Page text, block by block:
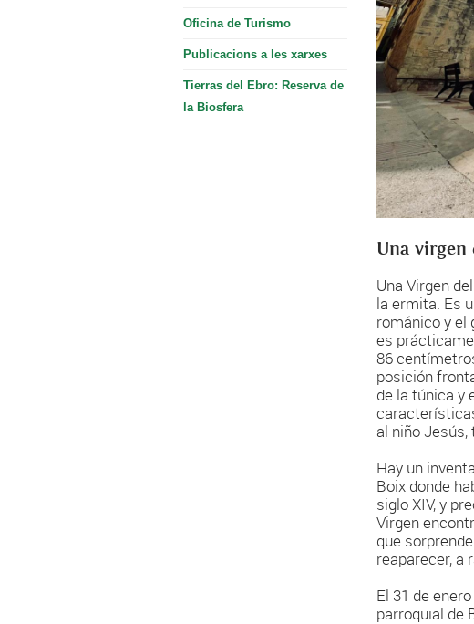
Oficina de Turismo
Publicacions a les xarxes
Tierras del Ebro: Reserva de
la Biosfera
Una virgen
Una Virgen
la ermita. Es
románico y el
es
86
posición
de la túnica y
al niño
Hay un
Boix donde
siglo XIV, y
Virgen
que
reaparecer, a
El 31 de
parroquial de